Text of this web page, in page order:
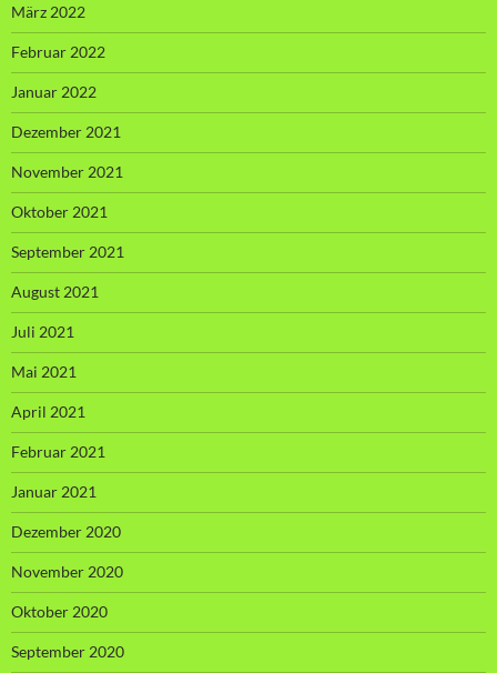
März 2022
Februar 2022
Januar 2022
Dezember 2021
November 2021
Oktober 2021
September 2021
August 2021
Juli 2021
Mai 2021
April 2021
Februar 2021
Januar 2021
Dezember 2020
November 2020
Oktober 2020
September 2020